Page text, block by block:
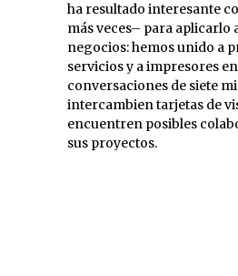
ha resultado interesante
más veces– para aplicarlo
negocios: hemos unido a
servicios y a impresores en
conversaciones de siete
intercambien tarjetas de
encuentren posibles
sus proyectos.